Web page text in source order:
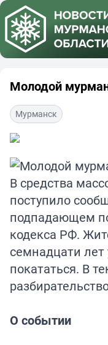
Молодой
Мурманск
В средства
поступило
подпадающем
кодекса РФ.
семнадцати лет
покататься. В
О событии